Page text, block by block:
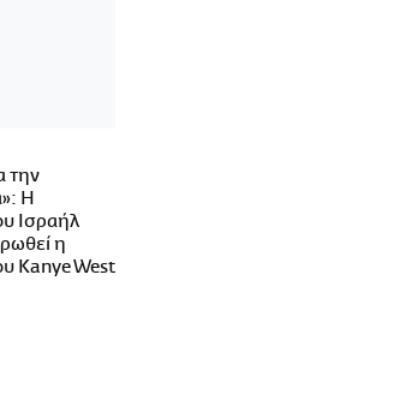
την
Η
Ισραήλ
η
Kanye West